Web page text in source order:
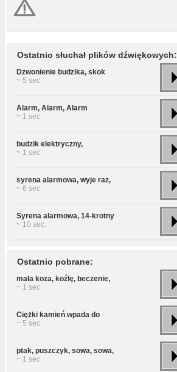
Ostatnio słuchał plików dźwiękowych:
Dzwonienie budzika, skok
~ 5 sec.
Alarm, Alarm, Alarm
~ 1 sec.
budzik elektryczny,
~ 1 sec.
syrena alarmowa, wyje raz,
~ 6 sec.
Syrena alarmowa, 14-krotny
~ 10 sec.
Ostatnio pobrane:
mała koza, koźlę, beczenie,
~ 1 sec.
Ciężki kamień wpada do
~ 5 sec.
ptak, puszczyk, sowa, sowa,
~ 1 sec.